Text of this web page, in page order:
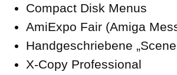
Compact Disk Menus
AmiExpo Fair (Amiga
Handgeschriebene
X-Copy Professional